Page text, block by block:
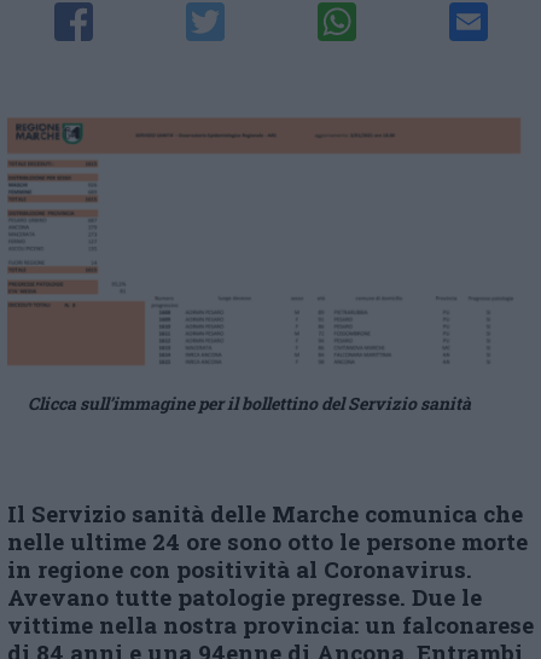
Clicca sull’immagine per il bollettino del Servizio sanità
Il Servizio sanità delle Marche comunica che
nelle ultime 24 ore sono otto le persone morte
in regione con positività al Coronavirus.
Avevano tutte patologie pregresse. Due le
vittime nella nostra provincia: un falconarese
di 84 anni e una 94enne di Ancona. Entrambi